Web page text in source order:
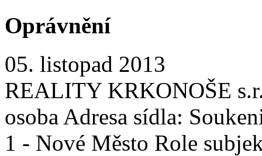
Oprávnění
05. listopad 2013
REALITY KRKONOŠE
osoba Adresa sídla:
1 - Nové Město Role